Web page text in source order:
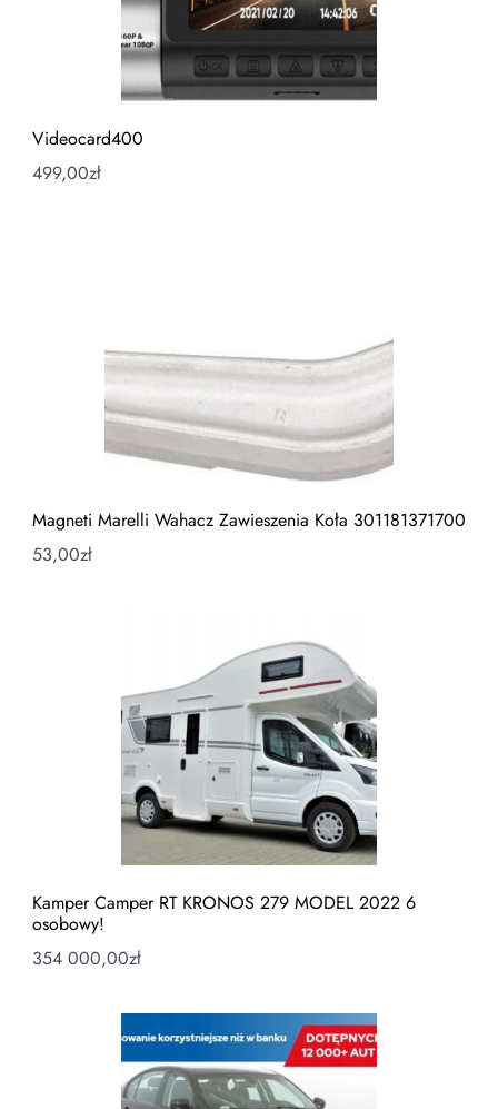
Videocard400
499,00zł
Magneti Marelli Wahacz Zawieszenia Koła 301181371700
53,00zł
Kamper Camper RT KRONOS 279 MODEL 2022 6
osobowy!
354 000,00zł